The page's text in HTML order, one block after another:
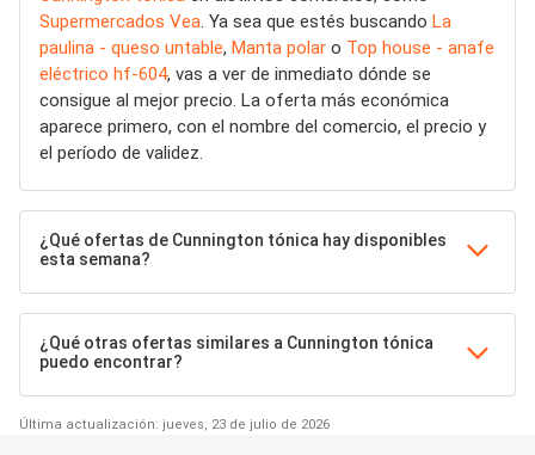
Supermercados Vea. Ya sea que estés buscando La
paulina - queso untable, Manta polar o Top house - anafe
eléctrico hf-604, vas a ver de inmediato dónde se
consigue al mejor precio. La oferta más económica
aparece primero, con el nombre del comercio, el precio y
el período de validez.
¿Qué ofertas de Cunnington tónica hay disponibles
esta semana?
¿Qué otras ofertas similares a Cunnington tónica
puedo encontrar?
Última actualización: jueves, 23 de julio de 2026